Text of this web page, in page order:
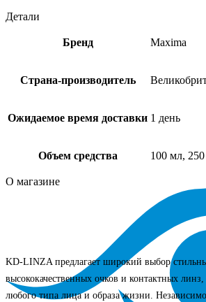
Детали
Бренд Maxima
Страна-производитель
Ожидаемое время доставки 1 день
Объем средства 100 мл,
О магазине
KD-LINZA предлагает широкий выбор
высококачественных очков и контактных
любого типа лица и образа жизни.